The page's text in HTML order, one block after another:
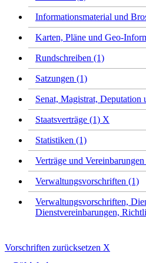
Informationsmaterial und
Karten, Pläne und Geo-
Rundschreiben (1)
Satzungen (1)
Senat, Magistrat, Deputation
Staatsverträge (1) X
Statistiken (1)
Verträge und
Verwaltungsvorschriften (1)
Verwaltungsvorschriften,
Dienstvereinbarungen,
Vorschriften zurücksetzen X